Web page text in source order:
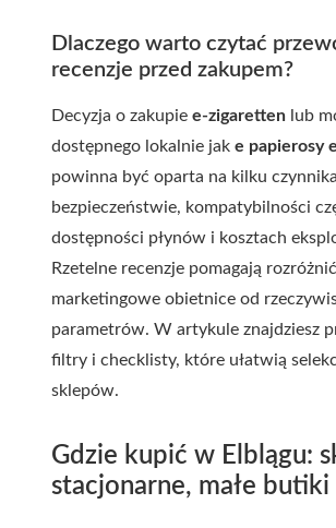
Dlaczego warto czytać
recenzje przed zakupem?
Decyzja o zakupie e-zigaretten lub
dostępnego lokalnie jak e papierosy
powinna być oparta na kilku
bezpieczeństwie, kompatybilności
dostępności płynów i kosztach
Rzetelne recenzje pomagają rozróżnić
marketingowe obietnice od
parametrów. W artykule znajdziesz
filtry i checklisty, które ułatwią
sklepów.
Gdzie kupić w Elblągu:
stacjonarne, małe butiki